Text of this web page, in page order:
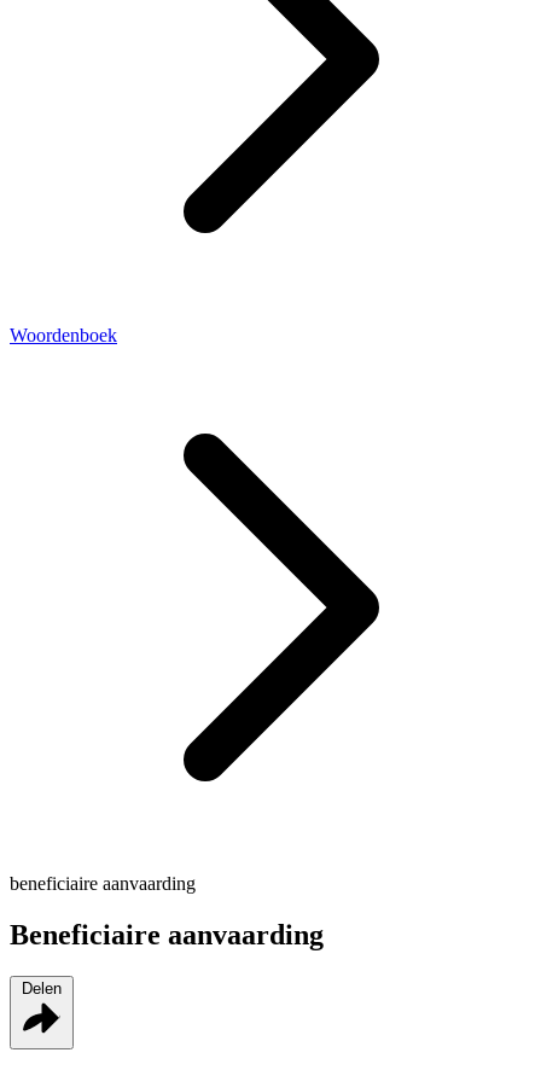
Woordenboek
beneficiaire aanvaarding
Beneficiaire aanvaarding